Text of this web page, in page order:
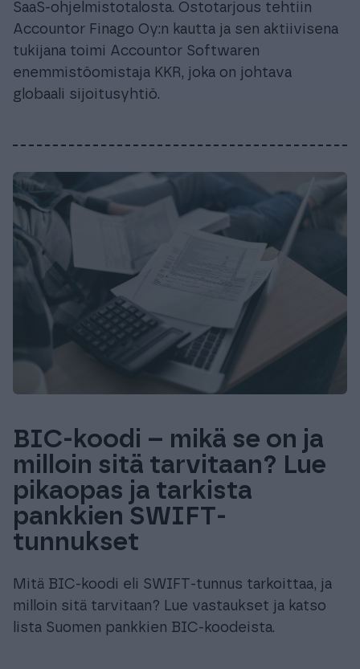
SaaS-ohjelmistotalosta. Ostotarjous tehtiin
Accountor Finago Oy:n kautta ja sen aktiivisena
tukijana toimi Accountor Softwaren
enemmistöomistaja KKR, joka on johtava
globaali sijoitusyhtiö.
BIC-koodi – mikä se on ja
milloin sitä tarvitaan? Lue
pikaopas ja tarkista
pankkien SWIFT-
tunnukset
Mitä BIC-koodi eli SWIFT-tunnus tarkoittaa, ja
milloin sitä tarvitaan? Lue vastaukset ja katso
lista Suomen pankkien BIC-koodeista.